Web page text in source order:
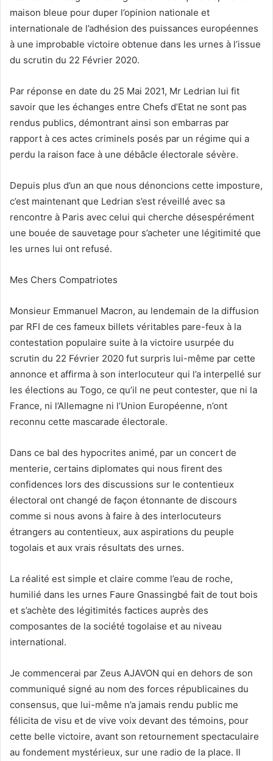
maison bleue pour duper l’opinion nationale et
internationale de l’adhésion des puissances européennes
à une improbable victoire obtenue dans les urnes à l’issue
du scrutin du 22 Février 2020.
Par réponse en date du 25 Mai 2021, Mr Ledrian lui fit
savoir que les échanges entre Chefs d’Etat ne sont pas
rendus publics, démontrant ainsi son embarras par
rapport à ces actes criminels posés par un régime qui a
perdu la raison face à une débâcle électorale sévère.
Depuis plus d’un an que nous dénoncions cette imposture,
c’est maintenant que Ledrian s’est réveillé avec sa
rencontre à Paris avec celui qui cherche désespérément
une bouée de sauvetage pour s’acheter une légitimité que
les urnes lui ont refusé.
Mes Chers Compatriotes
Monsieur Emmanuel Macron, au lendemain de la diffusion
par RFI de ces fameux billets véritables pare-feux à la
contestation populaire suite à la victoire usurpée du
scrutin du 22 Février 2020 fut surpris lui-même par cette
annonce et affirma à son interlocuteur qui l’a interpellé sur
les élections au Togo, ce qu’il ne peut contester, que ni la
France, ni l’Allemagne ni l’Union Européenne, n’ont
reconnu cette mascarade électorale.
Dans ce bal des hypocrites animé, par un concert de
menterie, certains diplomates qui nous firent des
confidences lors des discussions sur le contentieux
électoral ont changé de façon étonnante de discours
comme si nous avons à faire à des interlocuteurs
étrangers au contentieux, aux aspirations du peuple
togolais et aux vrais résultats des urnes.
La réalité est simple et claire comme l’eau de roche,
humilié dans les urnes Faure Gnassingbé fait de tout bois
et s’achète des légitimités factices auprès des
composantes de la société togolaise et au niveau
international.
Je commencerai par Zeus AJAVON qui en dehors de son
communiqué signé au nom des forces républicaines du
consensus, que lui-même n’a jamais rendu public me
félicita de visu et de vive voix devant des témoins, pour
cette belle victoire, avant son retournement spectaculaire
au fondement mystérieux, sur une radio de la place. Il